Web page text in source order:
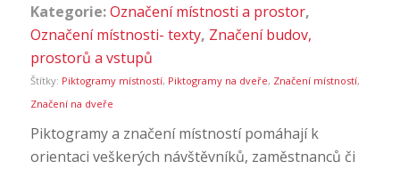
Kategorie:Označení místnosti a prostor,
Označení místnosti- texty, Značení budov,
prostorů a vstupů
Štítky: Piktogramy místností, Piktogramy na dveře, Značení místností,
Značení na dveře
Piktogramy a značení místností pomáhají k
orientaci veškerých návštěvníků, zaměstnanců či